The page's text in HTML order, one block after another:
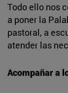
Todo ello nos
a poner la
pastoral, a
atender las
Acompañar a